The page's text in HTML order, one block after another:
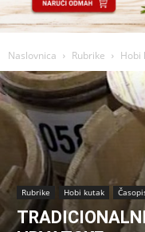
Naslovnica Rubrike Hobi
Rubrike Hobi kutak